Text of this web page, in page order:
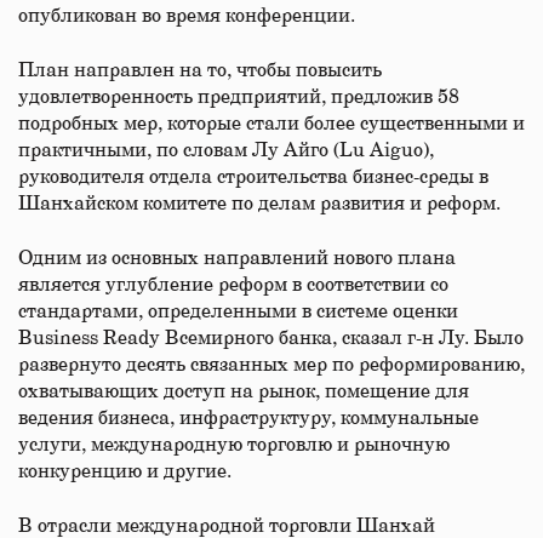
опубликован во время конференции.
План направлен на то, чтобы повысить
удовлетворенность предприятий, предложив 58
подробных мер, которые стали более существенными и
практичными, по словам Лу Айго (Lu Aiguo),
руководителя отдела строительства бизнес-среды в
Шанхайском комитете по делам развития и реформ.
Одним из основных направлений нового плана
является углубление реформ в соответствии со
стандартами, определенными в системе оценки
Business Ready Всемирного банка, сказал г-н Лу. Было
развернуто десять связанных мер по реформированию,
охватывающих доступ на рынок, помещение для
ведения бизнеса, инфраструктуру, коммунальные
услуги, международную торговлю и рыночную
конкуренцию и другие.
В отрасли международной торговли Шанхай